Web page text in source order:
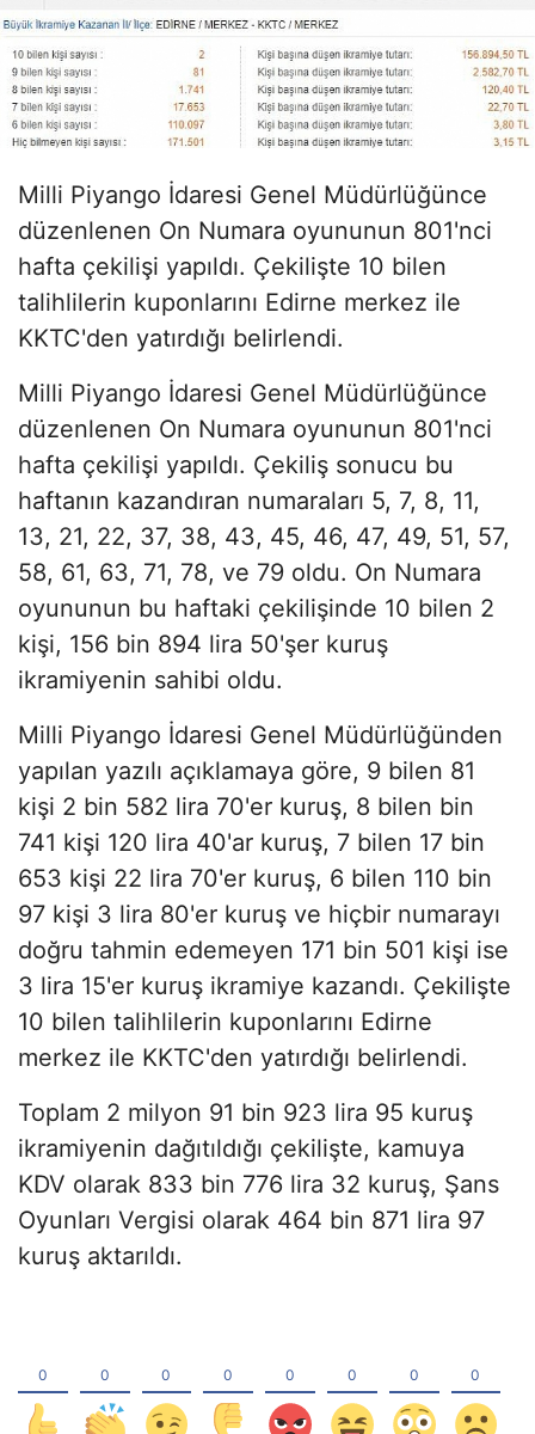
Milli Piyango İdaresi Genel Müdürlüğünce
düzenlenen On Numara oyununun 801'nci
hafta çekilişi yapıldı. Çekilişte 10 bilen
talihlilerin kuponlarını Edirne merkez ile
KKTC'den yatırdığı belirlendi.
Milli Piyango İdaresi Genel Müdürlüğünce
düzenlenen On Numara oyununun 801'nci
hafta çekilişi yapıldı. Çekiliş sonucu bu
haftanın kazandıran numaraları 5, 7, 8, 11,
13, 21, 22, 37, 38, 43, 45, 46, 47, 49, 51, 57,
58, 61, 63, 71, 78, ve 79 oldu. On Numara
oyununun bu haftaki çekilişinde 10 bilen 2
kişi, 156 bin 894 lira 50'şer kuruş
ikramiyenin sahibi oldu.
Milli Piyango İdaresi Genel Müdürlüğünden
yapılan yazılı açıklamaya göre, 9 bilen 81
kişi 2 bin 582 lira 70'er kuruş, 8 bilen bin
741 kişi 120 lira 40'ar kuruş, 7 bilen 17 bin
653 kişi 22 lira 70'er kuruş, 6 bilen 110 bin
97 kişi 3 lira 80'er kuruş ve hiçbir numarayı
doğru tahmin edemeyen 171 bin 501 kişi ise
3 lira 15'er kuruş ikramiye kazandı. Çekilişte
10 bilen talihlilerin kuponlarını Edirne
merkez ile KKTC'den yatırdığı belirlendi.
Toplam 2 milyon 91 bin 923 lira 95 kuruş
ikramiyenin dağıtıldığı çekilişte, kamuya
KDV olarak 833 bin 776 lira 32 kuruş, Şans
Oyunları Vergisi olarak 464 bin 871 lira 97
kuruş aktarıldı.